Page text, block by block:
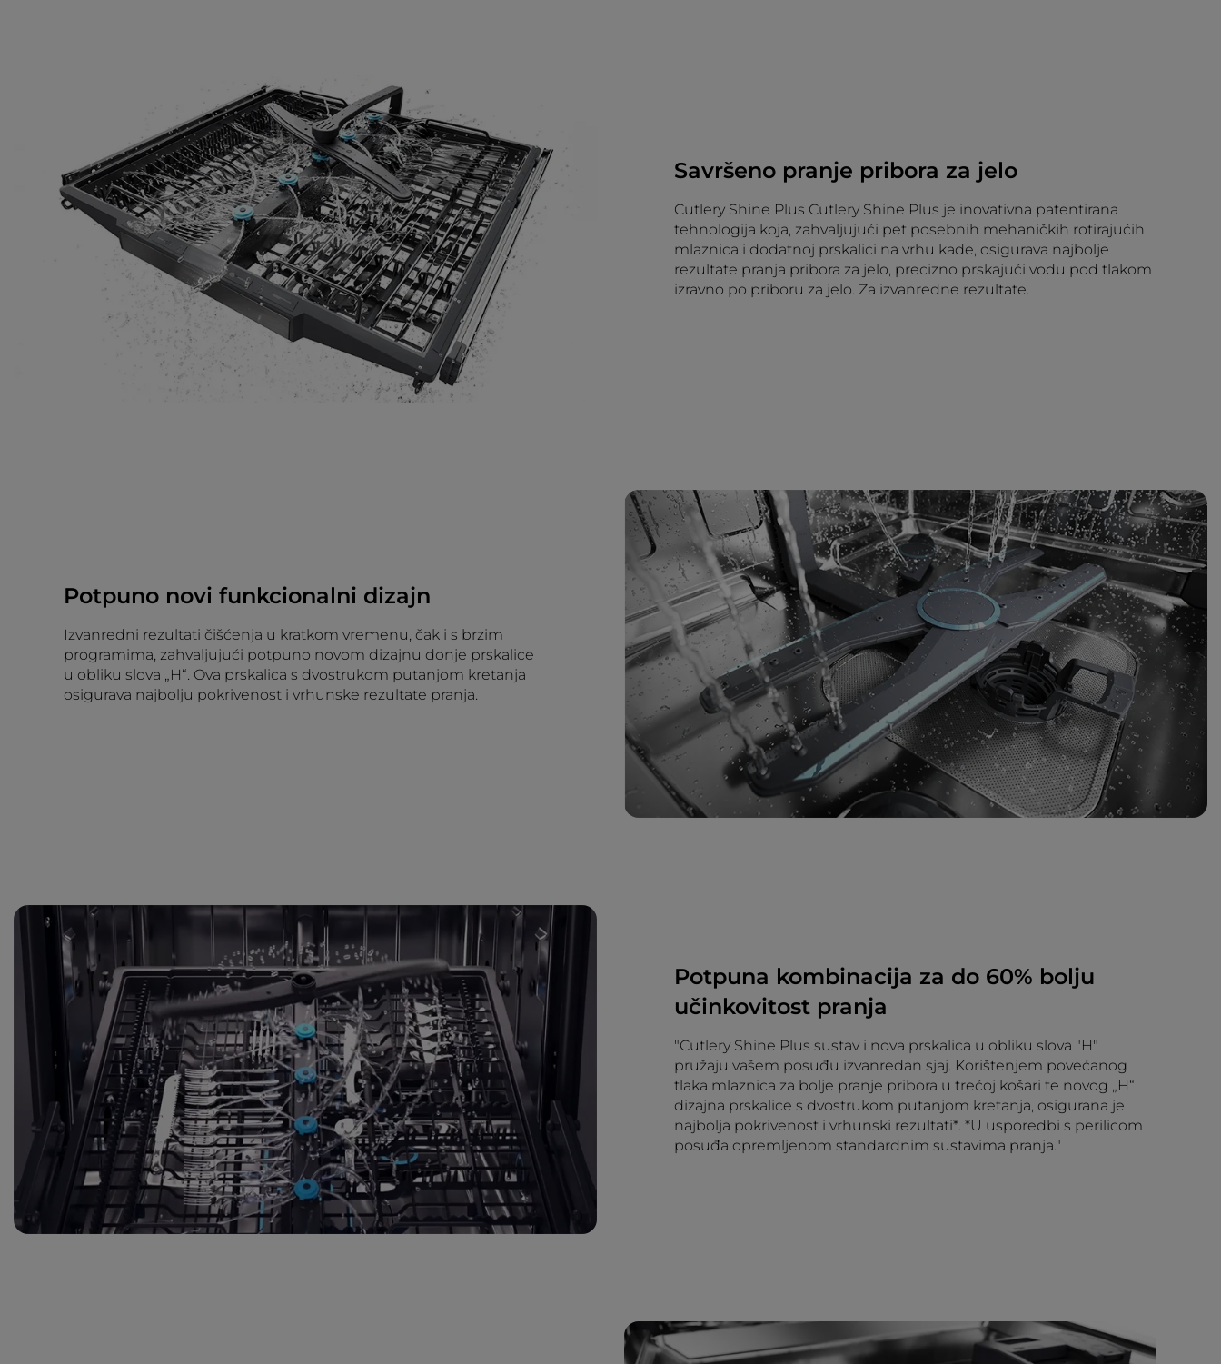
Savršeno pranje pribora za jelo
Cutlery Shine Plus Cutlery Shine Plus je inovativna patentirana
tehnologija koja, zahvaljujući pet posebnih mehaničkih rotirajućih
mlaznica i dodatnoj prskalici na vrhu kade, osigurava najbolje
rezultate pranja pribora za jelo, precizno prskajući vodu pod tlakom
izravno po priboru za jelo. Za izvanredne rezultate.
Potpuno novi funkcionalni dizajn
Izvanredni rezultati čišćenja u kratkom vremenu, čak i s brzim
programima, zahvaljujući potpuno novom dizajnu donje prskalice
u obliku slova „H“. Ova prskalica s dvostrukom putanjom kretanja
osigurava najbolju pokrivenost i vrhunske rezultate pranja.
Potpuna kombinacija za do 60% bolju
učinkovitost pranja
"Cutlery Shine Plus sustav i nova prskalica u obliku slova "H"
pružaju vašem posuđu izvanredan sjaj. Korištenjem povećanog
tlaka mlaznica za bolje pranje pribora u trećoj košari te novog „H“
dizajna prskalice s dvostrukom putanjom kretanja, osigurana je
najbolja pokrivenost i vrhunski rezultati*. *U usporedbi s perilicom
posuđa opremljenom standardnim sustavima pranja."